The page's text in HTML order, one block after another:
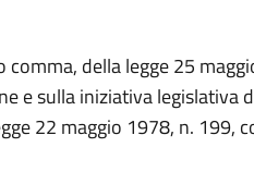
comma, della legge 25
e sulla iniziativa legislativa
22 maggio 1978, n. 199,